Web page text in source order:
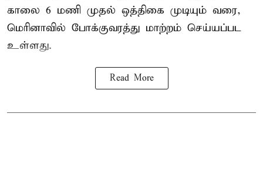
காலை 6 மணி முதல் ஒத்திகை முடியும் வரை,
மெரினாவில் போக்குவரத்து மாற்றம் செய்யப்பட
உள்ளது.
Read More